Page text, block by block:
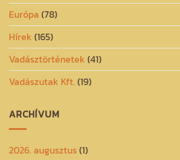
Európa (78)
Hírek (165)
Vadásztörténetek (41)
Vadászutak Kft. (19)
ARCHÍVUM
2026. augusztus(1)